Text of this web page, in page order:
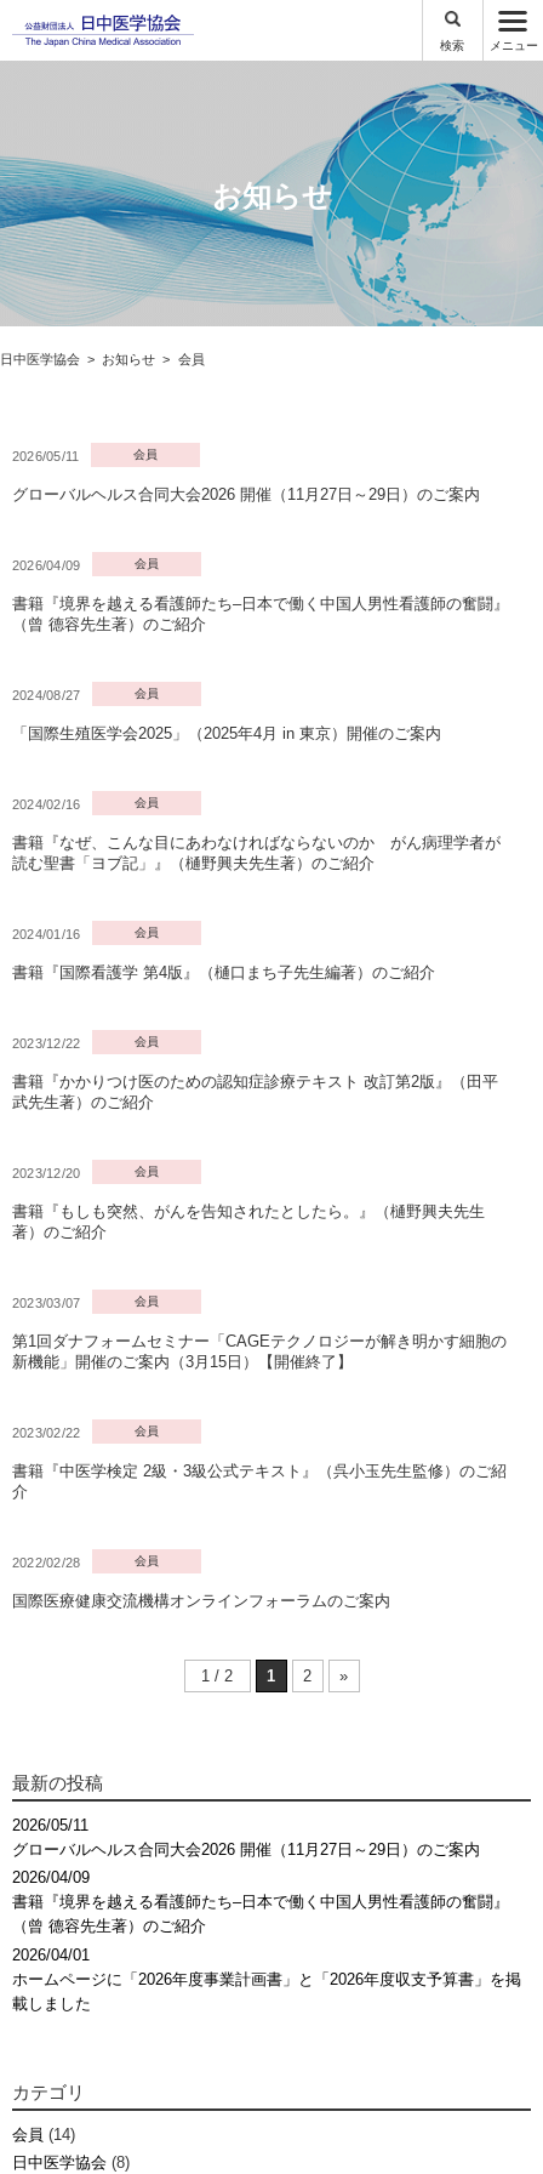
検索 メニュー
お知らせ
日中医学協会 お知らせ 会員
2026/05/11 会員
グローバルヘルス合同大会2026 開催（11月27日～29日）のご案内
2026/04/09 会員
書籍『境界を越える看護師たち–日本で働く中国人男性看護師の奮闘』
（曾 德容先生著）のご紹介
2024/08/27 会員
「国際生殖医学会2025」（2025年4月 in 東京）開催のご案内
2024/02/16 会員
書籍『なぜ、こんな目にあわなければならないのか がん病理学者が
読む聖書「ヨブ記」』（樋野興夫先生著）のご紹介
2024/01/16 会員
書籍『国際看護学 第4版』（樋口まち子先生編著）のご紹介
2023/12/22 会員
書籍『かかりつけ医のための認知症診療テキスト 改訂第2版』（田平
武先生著）のご紹介
2023/12/20 会員
書籍『もしも突然、がんを告知されたとしたら。』（樋野興夫先生
著）のご紹介
2023/03/07 会員
第1回ダナフォームセミナー「CAGEテクノロジーが解き明かす細胞の
新機能」開催のご案内（3月15日）【開催終了】
2023/02/22 会員
書籍『中医学検定 2級・3級公式テキスト』（呉小玉先生監修）のご紹
介
2022/02/28 会員
国際医療健康交流機構オンラインフォーラムのご案内
1 / 2 1 2 »
最新の投稿
2026/05/11
グローバルヘルス合同大会2026 開催（11月27日～29日）のご案内
2026/04/09
書籍『境界を越える看護師たち–日本で働く中国人男性看護師の奮闘』
（曾 德容先生著）のご紹介
2026/04/01
ホームページに「2026年度事業計画書」と「2026年度収支予算書」を掲
載しました
カテゴリ
会員 (14)
日中医学協会 (8)